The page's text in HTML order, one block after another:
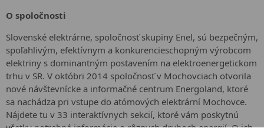
O spoločnosti
Slovenské elektrárne, spoločnosť skupiny Enel, sú bezpečným,
spoľahlivým, efektívnym a konkurencieschopným výrobcom
elektriny s dominantným postavením na elektroenergetickom
trhu v SR. V októbri 2014 spoločnosť v Mochovciach otvorila
nové návštevnícke a informačné centrum Energoland, ktoré
sa nachádza pri vstupe do atómových elektrární Mochovce.
Nájdete tu v 33 interaktívnych sekcií, ktoré vám poskytnú